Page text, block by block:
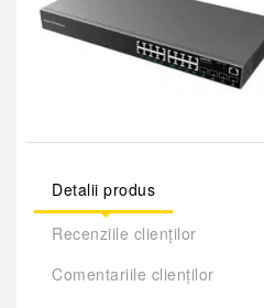
Detalii produs
Recenziile clienților
Comentariile clienților